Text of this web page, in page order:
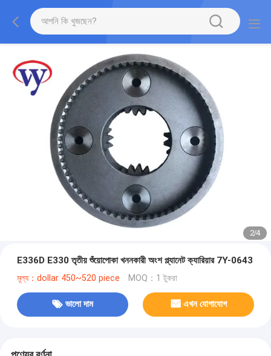
2/4
E336D E330 তৃতীয় শুঁয়োপোকা খননকারী অংশ প্ল্যানেট ক্যারিয়ার 7Y-0643
মূল্য：dollar 450~520 piece MOQ：1 টুকরা
ভালো দাম এখন যোগাযোগ